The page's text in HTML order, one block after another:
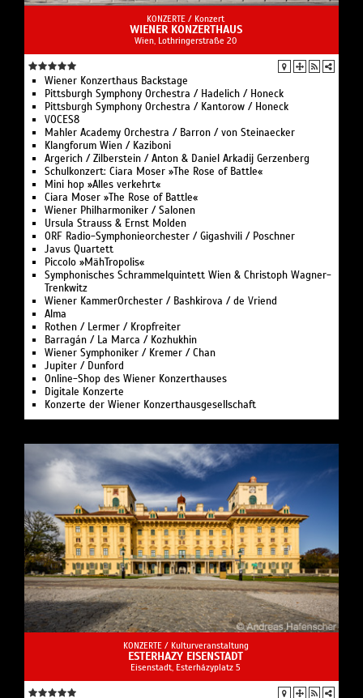
Mit dem Boykott gegen Musiker auch nicht. Ganz im
Gegenteil. All das nährt den Boden, auf dem sich der
Krieg immer mehr ausbreitet. Mit Liebe setzt man ein
Zeichen für Frieden. Auch davon erzählen unsere
Lieder.
Wir würden uns freuen, unsere Freunde und Fans
zahlreich begrüßen zu dürfen. Es wäre schön, wenn
wir einander die Hände reichen und gemeinsam ein
Zeichen für den Frieden setzen könnten, durch die
Musik.
Tickets: Konzertdirektion LERA, +43/(0)664/301 52 10,
lera@bdk.at
KONZERTE / Konzert
WIENER KONZERTHAUS
Wien, Lothringerstraße 20
Wiener Konzerthaus Backstage
Pittsburgh Symphony Orchestra / Hadelich / Honeck
Pittsburgh Symphony Orchestra / Kantorow / Honeck
VOCES8
Mahler Academy Orchestra / Barron / von Steinaecker
Klangforum Wien / Kaziboni
Argerich / Zilberstein / Anton & Daniel Arkadij Gerzenberg
Schulkonzert: Ciara Moser »The Rose of Battle«
Mini hop »Alles verkehrt«
Ciara Moser »The Rose of Battle«
Wiener Philharmoniker / Salonen
Ursula Strauss & Ernst Molden
ORF Radio-Symphonieorchester / Gigashvili / Poschner
Javus Quartett
Piccolo »MähTropolis«
Symphonisches Schrammelquintett Wien & Christoph Wagner-
Trenkwitz
Wiener KammerOrchester / Bashkirova / de Vriend
Alma
Rothen / Lermer / Kropfreiter
Barragán / La Marca / Kozhukhin
Wiener Symphoniker / Kremer / Chan
Jupiter / Dunford
Online-Shop des Wiener Konzerthauses
Digitale Konzerte
Konzerte der Wiener Konzerthausgesellschaft
KONZERTE / Kulturveranstaltung
ESTERHAZY EISENSTADT
Eisenstadt, Esterházyplatz 5